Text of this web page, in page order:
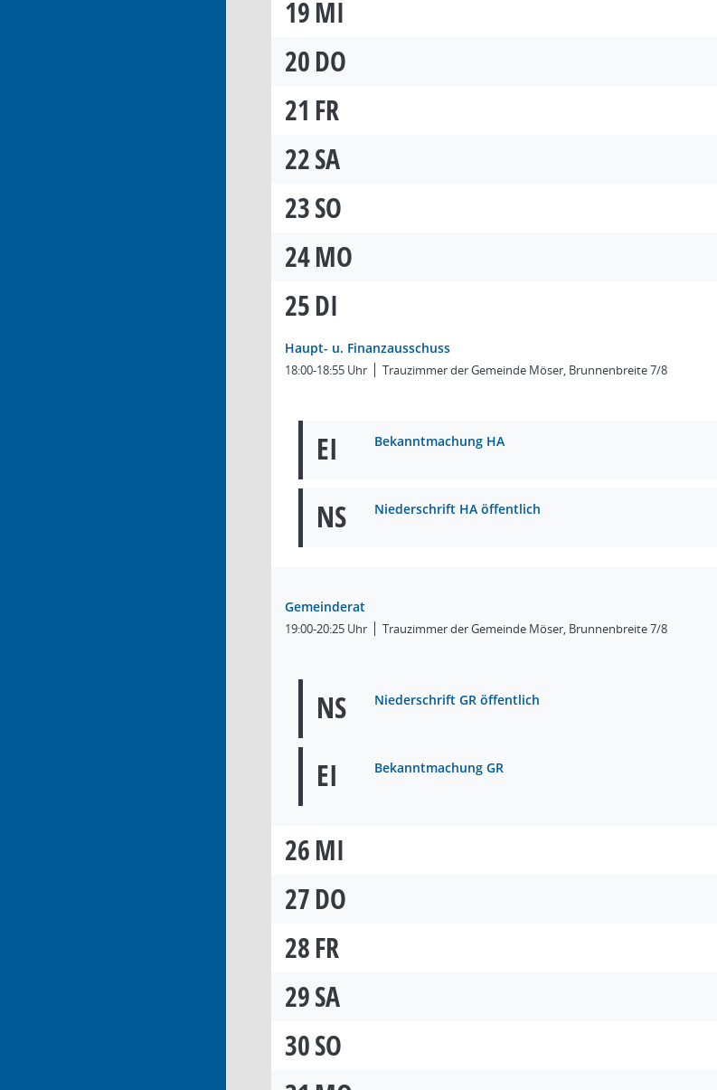
19MI
20DO
21 FR
22SA
23SO
24MO
25DI
Haupt- u. Finanzausschuss
18:00-18:55 Uhr Trauzimmer der Gemeinde Möser, Brunnenbreite 7/8
EI Bekanntmachung HA
NS Niederschrift HA öffentlich
Gemeinderat
19:00-20:25 Uhr Trauzimmer der Gemeinde Möser, Brunnenbreite 7/8
NS Niederschrift GR öffentlich
EI Bekanntmachung GR
26MI
27DO
28FR
29SA
30SO